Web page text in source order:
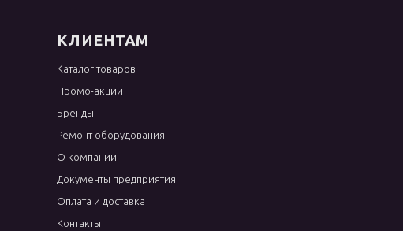
КЛИЕНТАМ
Каталог товаров
Промо-акции
Бренды
Ремонт оборудования
О компании
Документы предприятия
Оплата и доставка
Контакты